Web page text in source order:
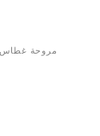
مروحة غطاس